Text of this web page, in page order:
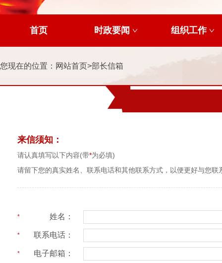
首页 时政要闻 组织工作
您现在的位置： 网站首页>部长信箱
来信须知：
请认真填写以下内容(带*为必填)
请留下您的真实姓名、联系电话和其他联系方式，以便更好与您联
* 姓名：
* 联系电话：
* 电子邮箱：